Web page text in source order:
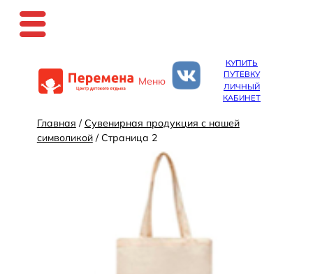
к
содержимому
Меню
КУПИТЬ
ПУТЕВКУ
ЛИЧНЫЙ
КАБИНЕТ
Главная /Сувенирная продукция с нашей
символикой/ Страница 2